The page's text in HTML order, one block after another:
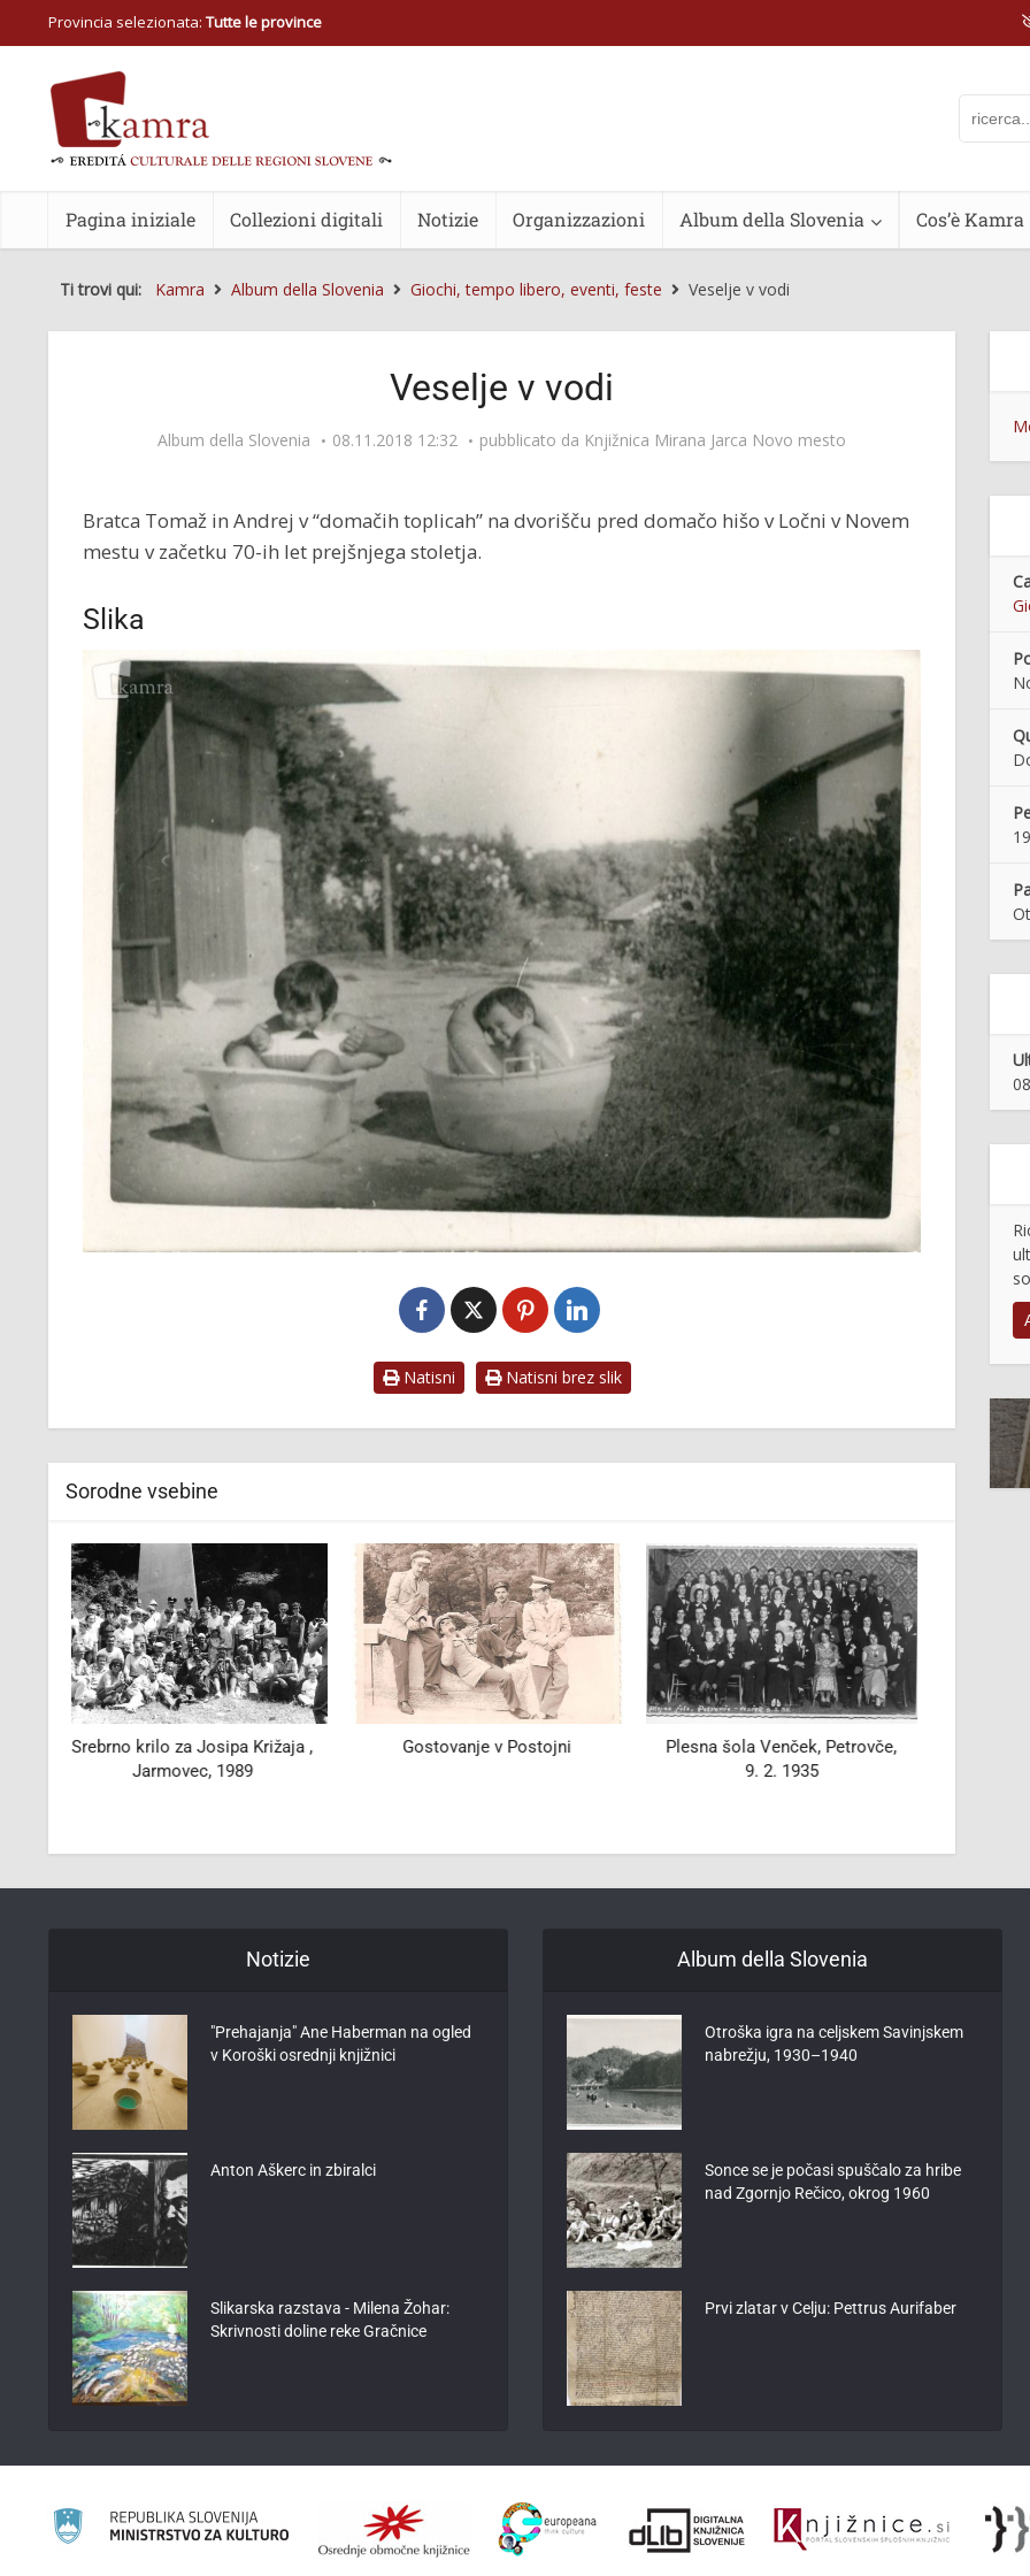
Provincia selezionata: Tutte le province
Pagina iniziale Collezioni digitali Notizie Organizzazioni Album della Slovenia Cos’è Kamra
Ti trovi qui: Kamra Album della Slovenia Giochi, tempo libero, eventi, feste Veselje v vodi
Veselje v vodi
Album della Slovenia 08.11.2018 12:32 pubblicato da Knjižnica Mirana Jarca Novo mesto
Bratca Tomaž in Andrej v “domačih toplicah” na dvorišču pred domačo hišo v Ločni v Novem
mestu v začetku 70-ih let prejšnjega stoletja.
Slika
Natisni Natisni brez slik
Sorodne vsebine
Gostovanje v Postojni
Plesna šola Venček, Petrovče,
Pustna povorka
Notizie
"Prehajanja" Ane Haberman na ogled
v Koroški osrednji knjižnici
Anton Aškerc in zbiralci
Slikarska razstava - Milena Žohar:
Skrivnosti doline reke Gračnice
Album della Slovenia
Otroška igra na celjskem Savinjskem
nabrežju, 1930–1940
Sonce se je počasi spuščalo za hribe
nad Zgornjo Rečico, okrog 1960
Prvi zlatar v Celju: Pettrus Aurifaber